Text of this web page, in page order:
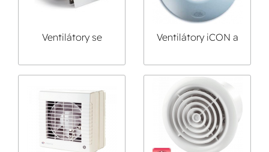
Ventilátory se
panelem
Ventilátory iCON a